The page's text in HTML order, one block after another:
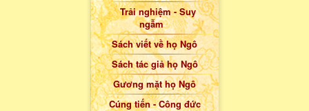
Trải nghiệm - Suy
ngẫm
Sách viết về họ Ngô
Sách tác giả họ Ngô
Gương mặt họ Ngô
Cúng tiến - Công đức